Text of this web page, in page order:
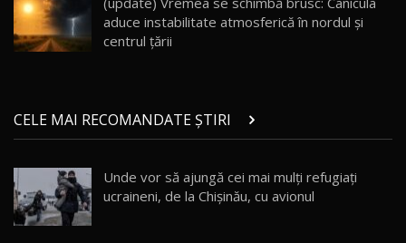
20
Noul ZEEKR 7X / Test Drive AutoBlog.MD
29:08
21
AutoBlog.MD
16:59
22
Noua Mazda 6e / Test Drive AutoBlog.MD
26:59
aduce instabilitate atmosferică în nordul și
centrul țării
CELE MAI RECOMANDATE ȘTIRI
Unde vor să ajungă cei mai mulţi refugiaţi
ucraineni, de la Chişinău, cu avionul